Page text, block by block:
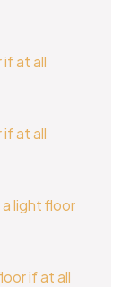
if at all
if at all
light floor
if at all